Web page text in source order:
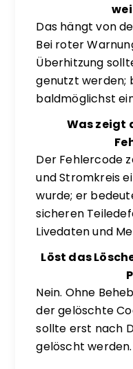
Das hängt von
Bei roter
Überhitzung
genutzt werden;
baldmöglichst
Was zeigt
Der Fehlercode
und Stromkreis
wurde; er
sicheren
Livedaten und
Löst das
Nein. Ohne
der gelöschte
sollte erst nach
gelöscht werden.